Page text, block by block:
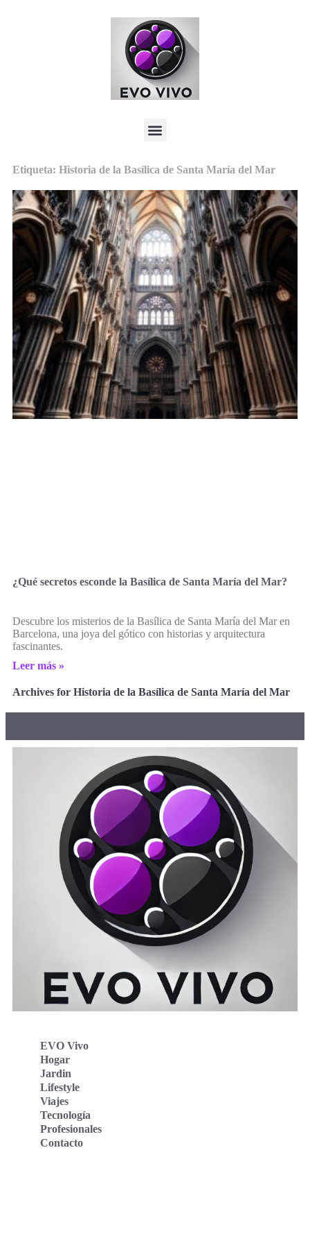
Etiqueta: Historia de la Basílica de Santa María del Mar
¿Qué secretos esconde la Basílica de Santa María del Mar?
Descubre los misterios de la Basílica de Santa María del Mar en
Barcelona, una joya del gótico con historias y arquitectura
fascinantes.
Leer más »
Archives for Historia de la Basílica de Santa María del Mar
EVO Vivo
Hogar
Jardin
Lifestyle
Viajes
Tecnología
Profesionales
Contacto